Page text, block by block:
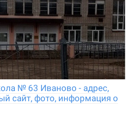
№ 63 Иваново - адрес,
сайт, фото, информация о